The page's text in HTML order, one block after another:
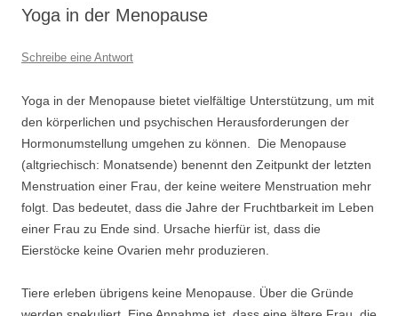
Yoga in der Menopause
Schreibe eine Antwort
Yoga in der Menopause bietet vielfältige Unterstützung, um mit
den körperlichen und psychischen Herausforderungen der
Hormonumstellung umgehen zu können. Die Menopause
(altgriechisch: Monatsende) benennt den Zeitpunkt der letzten
Menstruation einer Frau, der keine weitere Menstruation mehr
folgt. Das bedeutet, dass die Jahre der Fruchtbarkeit im Leben
einer Frau zu Ende sind. Ursache hierfür ist, dass die
Eierstöcke keine Ovarien mehr produzieren.
Tiere erleben übrigens keine Menopause. Über die Gründe